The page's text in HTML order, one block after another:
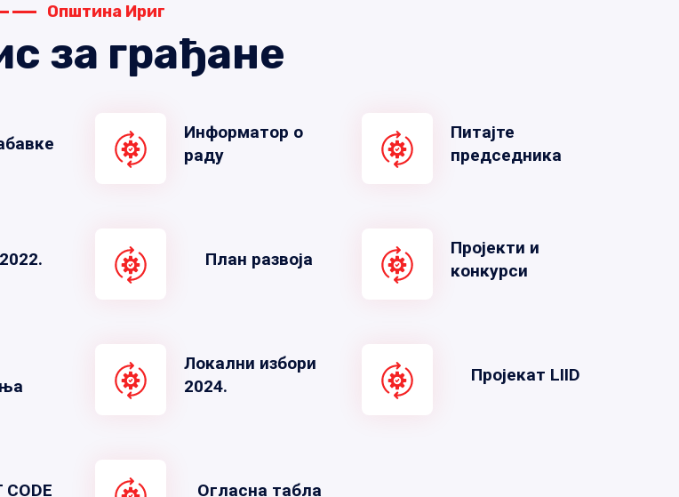
Општина Ириг
за грађане
Информатор о
раду
Питајте
председника
План развоја
Пројекти и
конкурси
Локални избори
2024.
Пројекат LIID
CODE
Огласна табла